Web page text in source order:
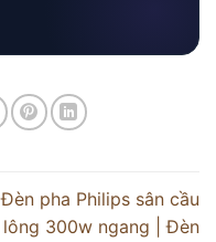
Đèn pha Philips sân cầu
lông 300w ngang | Đèn